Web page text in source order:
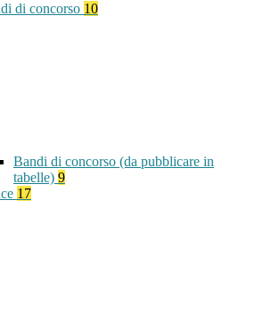
di concorso 10
Bandi di concorso (da pubblicare in
tabelle) 9
17